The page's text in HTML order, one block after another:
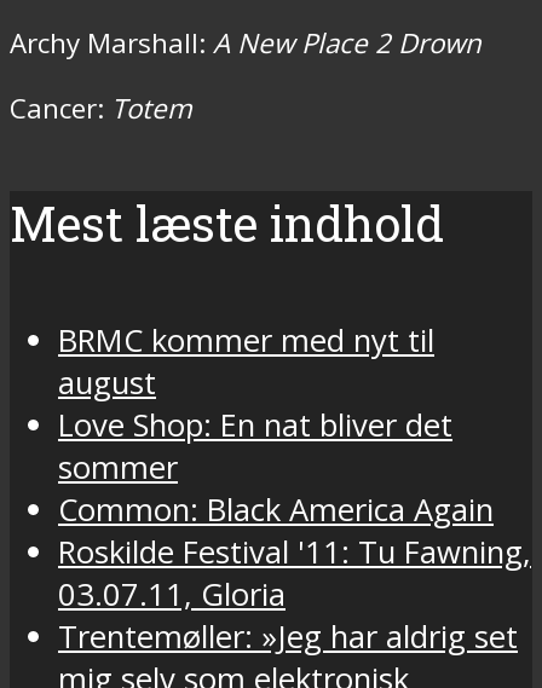
Archy Marshall: A New Place 2 Drown
Cancer: Totem
Mest læste indhold
BRMC kommer med nyt til
august
Love Shop: En nat bliver det
sommer
Common: Black America Again
Roskilde Festival '11: Tu Fawning,
03.07.11, Gloria
Trentemøller: »Jeg har aldrig set
mig selv som elektronisk